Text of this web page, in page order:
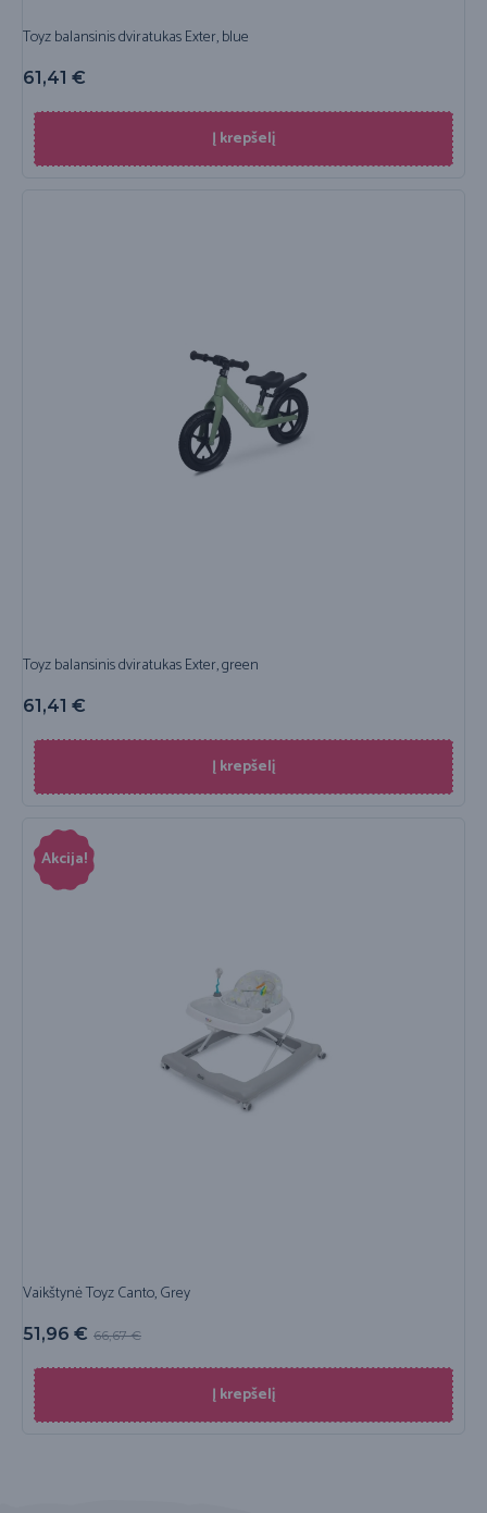
Toyz balansinis dviratukas Exter, blue
61,41 €
Į krepšelį
Toyz balansinis dviratukas Exter, green
61,41 €
Į krepšelį
Akcija!
Vaikštynė Toyz Canto, Grey
66,67€
51,96 €
Į krepšelį